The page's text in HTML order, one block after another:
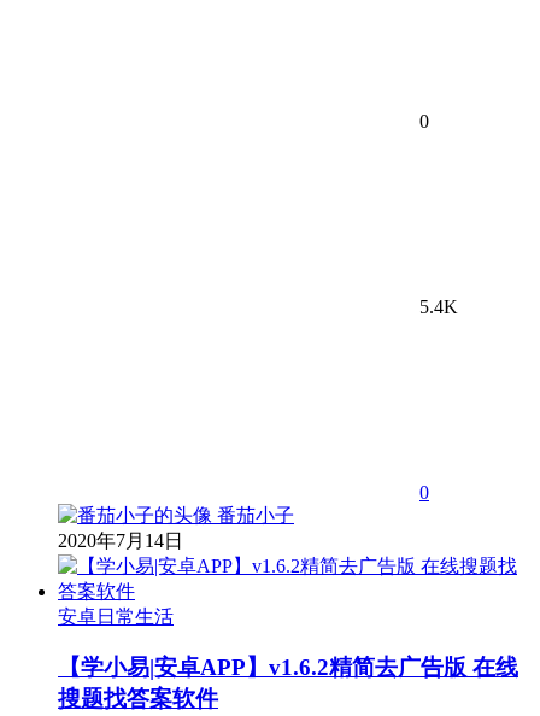
0
5.4K
0
番茄小子
2020年7月14日
安卓日常生活
【学小易|安卓APP】v1.6.2精简去广告版 在线
搜题找答案软件